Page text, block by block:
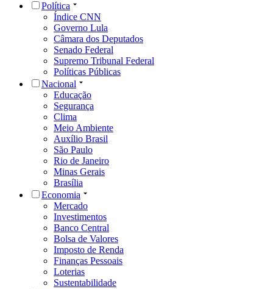
Política
Índice CNN
Governo Lula
Câmara dos Deputados
Senado Federal
Supremo Tribunal Federal
Políticas Públicas
Nacional
Educação
Segurança
Clima
Meio Ambiente
Auxílio Brasil
São Paulo
Rio de Janeiro
Minas Gerais
Brasília
Economia
Mercado
Investimentos
Banco Central
Bolsa de Valores
Imposto de Renda
Finanças Pessoais
Loterias
Sustentabilidade